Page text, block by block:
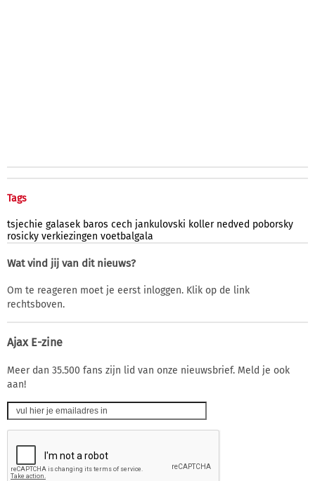
Tags
tsjechie galasek baros cech jankulovski koller nedved poborsky
rosicky verkiezingen voetbalgala
Wat vind jij van dit nieuws?
Om te reageren moet je eerst inloggen. Klik op de link
rechtsboven.
Ajax E-zine
Meer dan 35.500 fans zijn lid van onze nieuwsbrief. Meld je ook
aan!